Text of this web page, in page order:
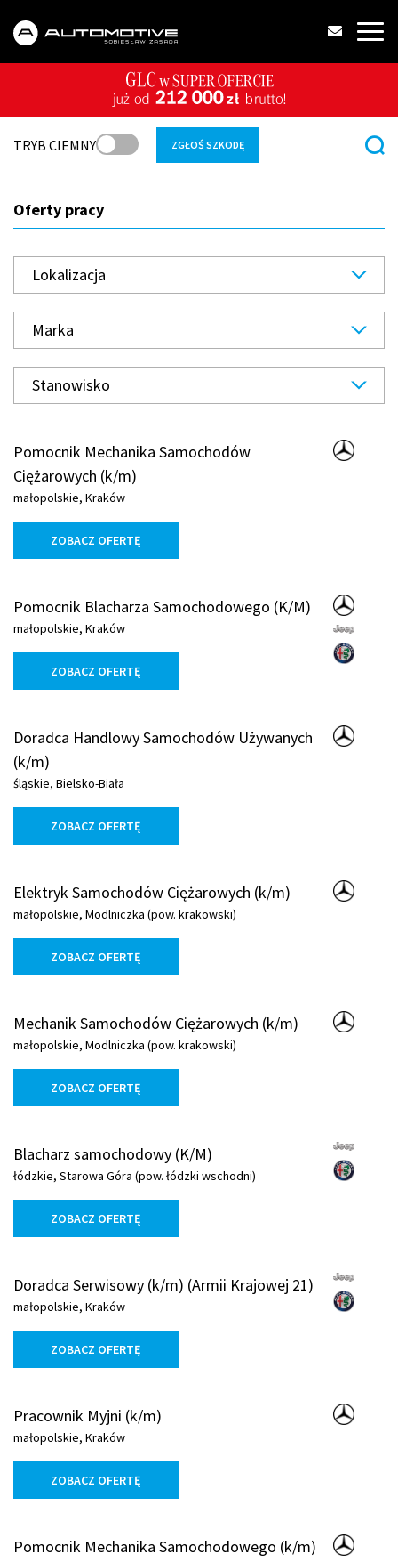
TRYB CIEMNY ZGŁOŚ SZKODĘ
Oferty pracy
Lokalizacja
Marka
Stanowisko
Pomocnik Mechanika Samochodów
Ciężarowych (k/m)
małopolskie, Kraków
ZOBACZ OFERTĘ
Pomocnik Blacharza Samochodowego (K/M)​
małopolskie, Kraków
ZOBACZ OFERTĘ
Doradca Handlowy Samochodów Używanych
(k/m)
śląskie, Bielsko-Biała
ZOBACZ OFERTĘ
Elektryk Samochodów Ciężarowych (k/m)
małopolskie, Modlniczka (pow. krakowski)
ZOBACZ OFERTĘ
Mechanik Samochodów Ciężarowych (k/m)
małopolskie, Modlniczka (pow. krakowski)
ZOBACZ OFERTĘ
Blacharz samochodowy (K/M)
łódzkie, Starowa Góra (pow. łódzki wschodni)
ZOBACZ OFERTĘ
Doradca Serwisowy (k/m) (Armii Krajowej 21)
małopolskie, Kraków
ZOBACZ OFERTĘ
Pracownik Myjni (k/m)
małopolskie, Kraków
ZOBACZ OFERTĘ
Pomocnik Mechanika Samochodowego (k/m)